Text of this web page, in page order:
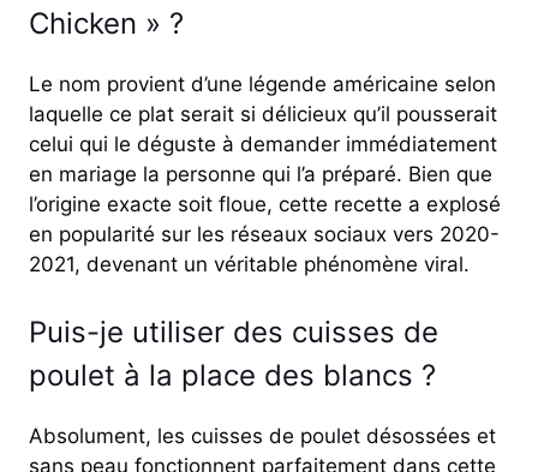
Chicken » ?
Le nom provient d’une légende américaine selon
laquelle ce plat serait si délicieux qu’il pousserait
celui qui le déguste à demander immédiatement
en mariage la personne qui l’a préparé. Bien que
l’origine exacte soit floue, cette recette a explosé
en popularité sur les réseaux sociaux vers 2020-
2021, devenant un véritable phénomène viral.
Puis-je utiliser des cuisses de
poulet à la place des blancs ?
Absolument, les cuisses de poulet désossées et
sans peau fonctionnent parfaitement dans cette